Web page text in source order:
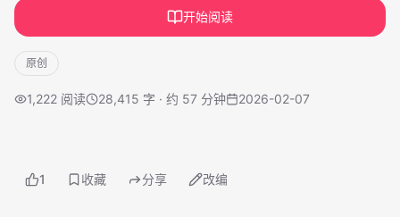
开始阅读
原创
1,222 阅读 28,415 字 · 约 57 分钟 2026-02-07
1 收藏 分享 改编